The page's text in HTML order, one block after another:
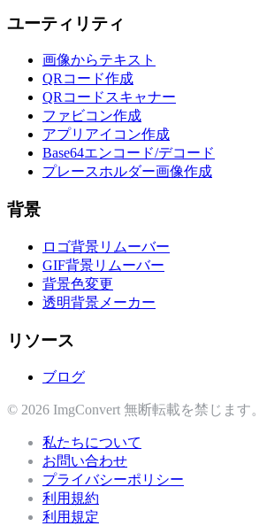
ユーティリティ
画像からテキスト
QRコード作成
QRコードスキャナー
ファビコン作成
アプリアイコン作成
Base64エンコード/デコード
プレースホルダー画像作成
背景
ロゴ背景リムーバー
GIF背景リムーバー
背景色変更
透明背景メーカー
リソース
ブログ
© 2026 ImgConvert 無断転載を禁じます。
私たちについて
お問い合わせ
プライバシーポリシー
利用規約
利用規定